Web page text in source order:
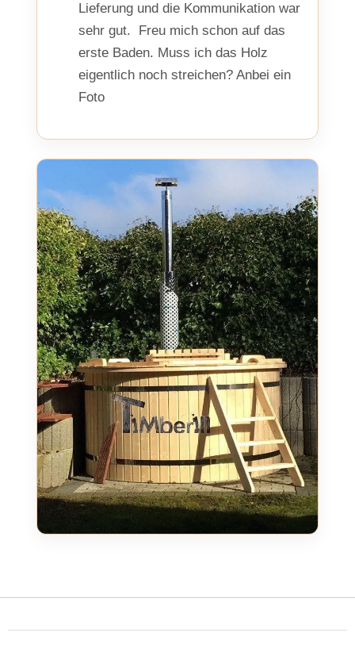
Lieferung und die Kommunikation war
sehr gut. Freu mich schon auf das
erste Baden. Muss ich das Holz
eigentlich noch streichen? Anbei ein
Foto